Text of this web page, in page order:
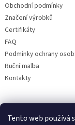
Tento web používá
Obchodní podmínky
Značení výrobků
Certifikáty
FAQ
Podmínky ochrany
Ruční malba
Kontakty
Facebook